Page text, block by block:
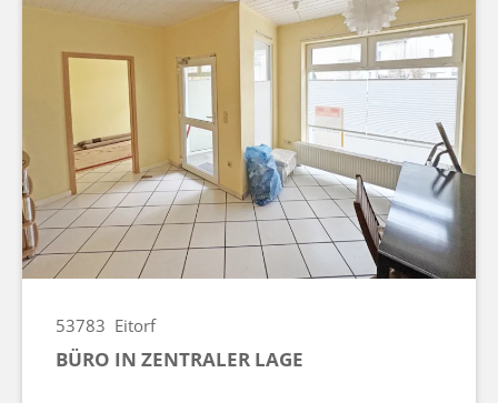
53783 Eitorf
BÜRO IN ZENTRALER LAGE